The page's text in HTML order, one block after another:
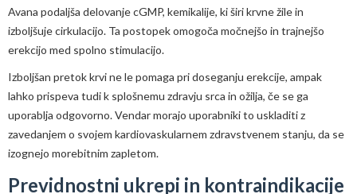
Avana podaljša delovanje cGMP, kemikalije, ki širi krvne žile in
izboljšuje cirkulacijo. Ta postopek omogoča močnejšo in trajnejšo
erekcijo med spolno stimulacijo.
Izboljšan pretok krvi ne le pomaga pri doseganju erekcije, ampak
lahko prispeva tudi k splošnemu zdravju srca in ožilja, če se ga
uporablja odgovorno. Vendar morajo uporabniki to uskladiti z
zavedanjem o svojem kardiovaskularnem zdravstvenem stanju, da se
izognejo morebitnim zapletom.
Previdnostni ukrepi in kontraindikacije